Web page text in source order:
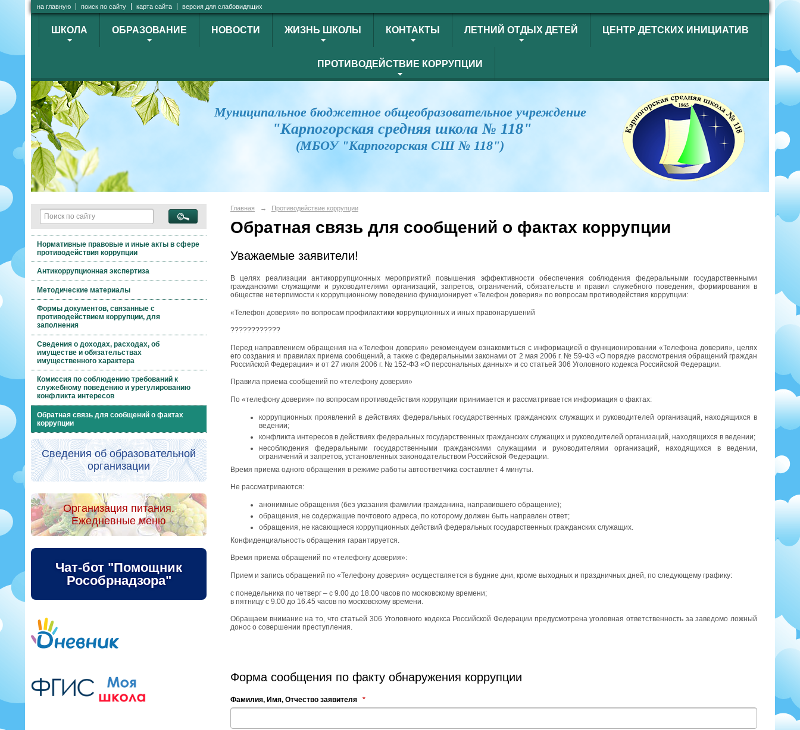
на главную поиск по сайту карта сайта версия для слабовидящих
ШКОЛА ОБРАЗОВАНИЕ НОВОСТИ ЖИЗНЬ ШКОЛЫ КОНТАКТЫ ЛЕТНИЙ ОТДЫХ ДЕТЕЙ ЦЕНТР ДЕТСКИХ ИНИЦИАТИВ
ПРОТИВОДЕЙСТВИЕ КОРРУПЦИИ
Муниципальное бюджетное общеобразовательное учреждение
"Карпогорская средняя школа № 118"
(МБОУ "Карпогорская СШ № 118")
Нормативные правовые и иные акты в сфере
противодействия коррупции
Антикоррупционная экспертиза
Методические материалы
Формы документов, связанные с
противодействием коррупции, для
заполнения
Сведения о доходах, расходах, об
имуществе и обязательствах
имущественного характера
Комиссия по соблюдению требований к
служебному поведению и урегулированию
конфликта интересов
Обратная связь для сообщений о фактах
коррупции
Сведения об образовательной
организации
Организация питания.
Ежедневные меню
Чат-бот "Помощник
Рособрнадзора"
Главная → Противодействие коррупции
Обратная связь для сообщений о фактах коррупции
Уважаемые заявители!
В целях реализации антикоррупционных мероприятий повышения эффективности обеспечения соблюдения федеральными государственными
гражданскими служащими и руководителями организаций, запретов, ограничений, обязательств и правил служебного поведения, формирования в
обществе нетерпимости к коррупционному поведению функционирует «Телефон доверия» по вопросам противодействия коррупции:
«Телефон доверия» по вопросам профилактики коррупционных и иных правонарушений
????????????
Перед направлением обращения на «Телефон доверия» рекомендуем ознакомиться с информацией о функционировании «Телефона доверия», целях
его создания и правилах приема сообщений, а также с федеральными законами от 2 мая 2006 г. № 59-ФЗ «О порядке рассмотрения обращений граждан
Российской Федерации» и от 27 июля 2006 г. № 152-ФЗ «О персональных данных» и со статьей 306 Уголовного кодекса Российской Федерации.
Правила приема сообщений по «телефону доверия»
По «телефону доверия» по вопросам противодействия коррупции принимается и рассматривается информация о фактах:
коррупционных проявлений в действиях федеральных государственных гражданских служащих и руководителей организаций, находящихся в
ведении;
конфликта интересов в действиях федеральных государственных гражданских служащих и руководителей организаций, находящихся в ведении;
несоблюдения федеральными государственными гражданскими служащими и руководителями организаций, находящихся в ведении,
ограничений и запретов, установленных законодательством Российской Федерации.
Время приема одного обращения в режиме работы автоответчика составляет 4 минуты.
Не рассматриваются:
анонимные обращения (без указания фамилии гражданина, направившего обращение);
обращения, не содержащие почтового адреса, по которому должен быть направлен ответ;
обращения, не касающиеся коррупционных действий федеральных государственных гражданских служащих.
Конфиденциальность обращения гарантируется.
Время приема обращений по «телефону доверия»:
Прием и запись обращений по «Телефону доверия» осуществляется в будние дни, кроме выходных и праздничных дней, по следующему графику:
с понедельника по четверг – с 9.00 до 18.00 часов по московскому времени;
в пятницу с 9.00 до 16.45 часов по московскому времени.
Обращаем внимание на то, что статьей 306 Уголовного кодекса Российской Федерации предусмотрена уголовная ответственность за заведомо ложный
донос о совершении преступления.
Форма сообщения по факту обнаружения коррупции
Фамилия, Имя, Отчество заявителя *